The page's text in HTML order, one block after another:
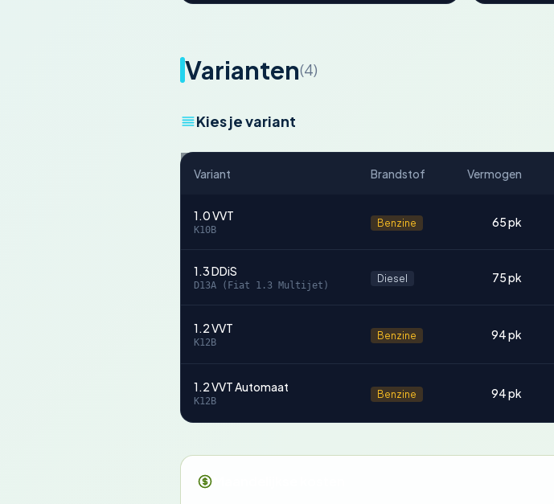
Varianten(4)
Kies je variant
Variant Brandstof Vermogen
1.0 VVT
K10B
Benzine 65 pk
1.3 DDiS
D13A (Fiat 1.3 Multijet)
Diesel 75 pk
1.2 VVT
K12B
Benzine 94 pk
1.2 VVT Automaat
K12B
Benzine 94 pk